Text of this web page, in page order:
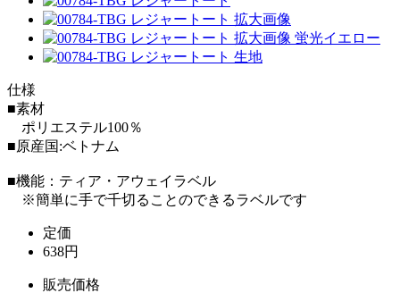
仕様
■素材
ポリエステル100％
■原産国:ベトナム
■機能：ティア・アウェイラベル
※簡単に手で千切ることのできるラベルです
定価
638円
販売価格